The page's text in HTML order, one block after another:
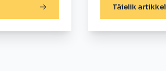
Täielik artikkel